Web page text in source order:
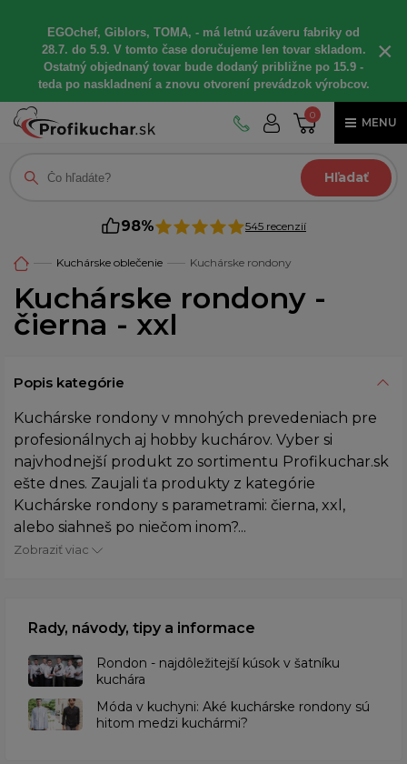
EGOchef, Giblors, TOMA, - má letnú uzáveru fabriky od
28.7. do 5.9. V tomto čase doručujeme len tovar skladom.
Ostatný objednaný tovar bude dodaný približne po 15.9 -
teda po naskladnení a znovu otvorení prevádzok výrobcov.
×
0
MENU
Hľadať
98% 545 recenzií
Kuchárske oblečenie Kuchárske rondony
Kuchárske rondony -
čierna - xxl
Popis kategórie
Kuchárske rondony v mnohých prevedeniach pre
profesionálnych aj hobby kuchárov. Vyber si
najvhodnejší produkt zo sortimentu Profikuchar.sk
ešte dnes. Zaujali ťa produkty z kategórie
Kuchárske rondony s parametrami: čierna, xxl,
alebo siahneš po niečom inom?...
Zobraziť viac
Rady, návody, tipy a informace
Rondon - najdôležitejší kúsok v šatníku
kuchára
​Móda v kuchyni: Aké kuchárske rondony sú
hitom medzi kuchármi?